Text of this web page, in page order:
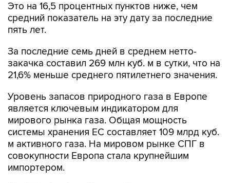
Это на 16,5 процентных пунктов ниже, чем
средний показатель на эту дату за последние
пять лет.
За последние семь дней в среднем нетто-
закачка составил 269 млн куб. м в сутки, что на
21,6% меньше среднего пятилетнего значения.
Уровень запасов природного газа в Европе
является ключевым индикатором для
мирового рынка газа. Общая мощность
системы хранения ЕС составляет 109 млрд куб.
м активного газа. На мировом рынке СПГ в
совокупности Европа стала крупнейшим
импортером.